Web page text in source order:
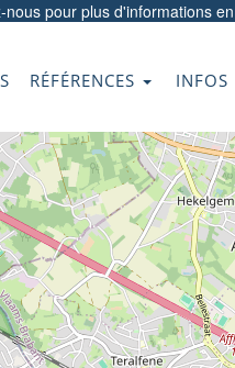
nouspour plus d'informations
RÉFÉRENCES INFOS